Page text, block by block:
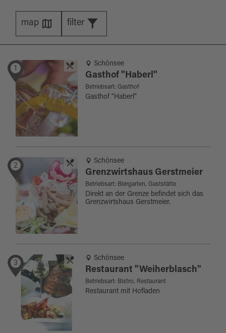
map filter
1 Schönsee
Gasthof "Haberl"
Gasthof "Haberl"
Betriebsart: Gasthof
2 Schönsee
Grenzwirtshaus Gerstmeier
Direkt an der Grenze befindet sich das
Grenzwirtshaus Gerstmeier.
Betriebsart: Biergarten, Gaststätte
3 Schönsee
Restaurant "Weiherblasch"
Restaurant mit Hofladen
Betriebsart: Bistro, Restaurant